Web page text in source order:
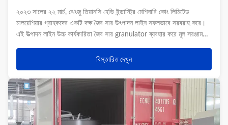
২০২৩ সালের ২২ মার্চ, ঝেংজু তিয়ানসি হেভি ইন্ডাস্ট্রি মেশিনারি কোং লিমিটেড
মালয়েশিয়ার গ্রাহকদের একটি দক্ষ জৈব সার উৎপাদন লাইন সফলভাবে সরবরাহ করে।
এই উত্পাদন লাইন উচ্চ কার্যকারিতা জৈব সার granulator ব্যবহার করে মূল সরঞ্জাম
বিস্তারিত দেখুন